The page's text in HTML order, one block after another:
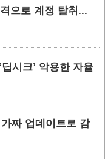
으로 계정 탈취...
시크’ 악용한 자율
짜 업데이트로 감